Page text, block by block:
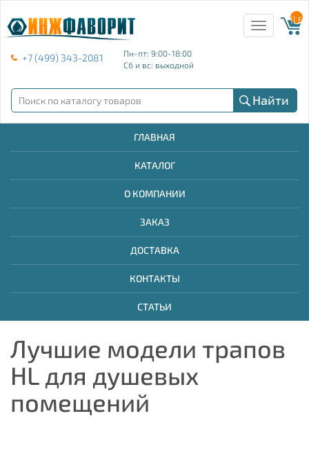
+7 (499) 343-2081
Пн-пт: 9:00-18:00
Сб и вс: выходной
Toggle
navigation
{{
Найти
ГЛАВНАЯ
КАТАЛОГ
О КОМПАНИИ
ЗАКАЗ
ДОСТАВКА
КОНТАКТЫ
СТАТЬИ
Лучшие модели трапов
HL для душевых
помещений